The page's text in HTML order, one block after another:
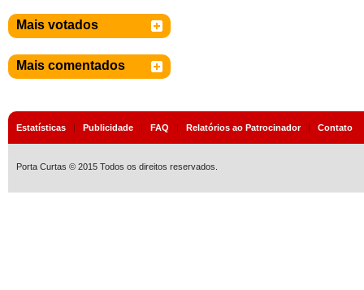
Mais votados
Mais comentados
Estatísticas | Publicidade | FAQ | Relatórios ao Patrocinador| Contato
Porta Curtas © 2015 Todos os direitos reservados.